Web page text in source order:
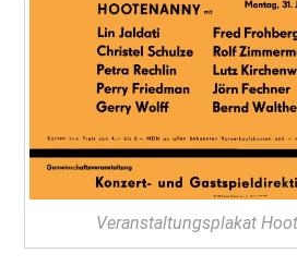
Veranstaltungsplakat